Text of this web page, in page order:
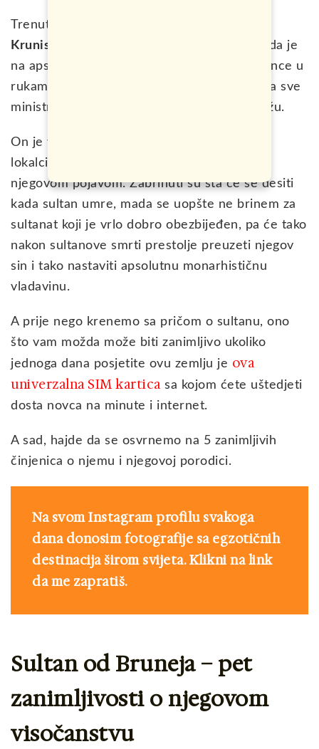
Trenutni sultan se zove Hasanal Bolkiah.
Krunisan je 5. Oktobra 1967. godine
i od tada je
na apsolutnoj vladavini. Drži sve državne konce u
rukama, igra ulogu predsjednika i predstavlja sve
ministre. Svi obožavaju sultana. Tako bar kažu.
On je vrhovna figura u zemlji, i pričajući sa
lokalcima saznao sam da su svi fascinirani
njegovom pojavom. Zabrinuti su šta će se desiti
kada sultan umre, mada se uopšte ne brinem za
sultanat koji je vrlo dobro obezbijeđen, pa će tako
nakon sultanove smrti prestolje preuzeti njegov
sin i tako nastaviti apsolutnu monarhističnu
vladavinu.
A prije nego krenemo sa pričom o sultanu, ono
što vam možda može biti zanimljivo ukoliko
jednoga dana posjetite ovu zemlju je ova
univerzalna SIM kartica sa kojom ćete uštedjeti
dosta novca na minute i internet.
A sad, hajde da se osvrnemo na 5 zanimljivih
činjenica o njemu i njegovoj porodici.
Na svom Instagram profilu svakoga
dana donosim fotografije sa egzotičnih
destinacija širom svijeta. Klikni na link
da me zapratiš.
Sultan od Bruneja – pet
zanimljivosti o njegovom
visočanstvu